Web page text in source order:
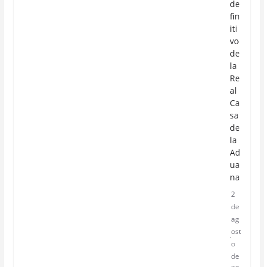
de
fin
iti
vo
de
la
Re
al
Ca
sa
de
la
Ad
ua
na
2
de
ag
ost
o
de